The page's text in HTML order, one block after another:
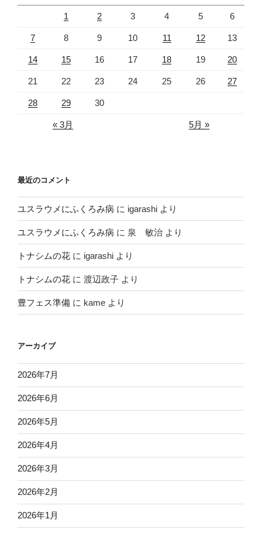
1 2 3 4 5 6
7 8 9 10 11 12 13
14 15 16 17 18 19 20
21 22 23 24 25 26 27
28 29 30
« 3月 5月 »
最近のコメント
ユスラウメにふくろみ病 に igarashi より
ユスラウメにふくろみ病 に 泉 敏治 より
トナシムの花 に igarashi より
トナシムの花 に 渡辺政子 より
豊フェス準備 に kame より
アーカイブ
2026年7月
2026年6月
2026年5月
2026年4月
2026年3月
2026年2月
2026年1月